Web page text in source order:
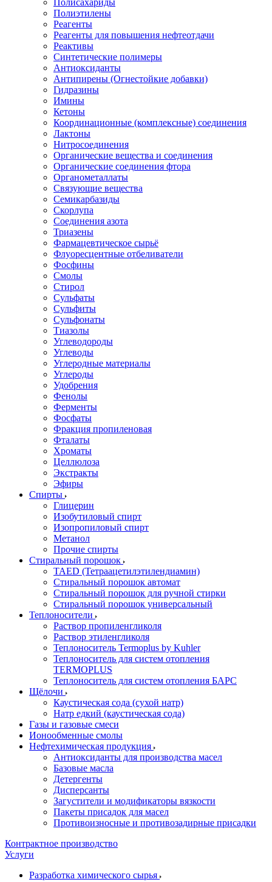
Полисахариды
Полиэтилены
Реагенты
Реагенты для повышения нефтеотдачи
Реактивы
Синтетические полимеры
Антиоксиданты
Антипирены (Огнестойкие добавки)
Гидразины
Имины
Кетоны
Координационные (комплексные) соединения
Лактоны
Нитросоединения
Органические вещества и соединения
Органические соединения фтора
Органометаллаты
Связующие вещества
Семикарбазиды
Скорлупа
Соединения азота
Триазены
Фармацевтическое сырьё
Флуоресцентные отбеливатели
Фосфины
Смолы
Стирол
Сульфаты
Сульфиты
Сульфонаты
Тиазолы
Углеводороды
Углеводы
Углеродные материалы
Углероды
Удобрения
Фенолы
Ферменты
Фосфаты
Фракция пропиленовая
Фталаты
Хроматы
Целлюлоза
Экстракты
Эфиры
Спирты
Глицерин
Изобутиловый спирт
Изопропиловый спирт
Метанол
Прочие спирты
Стиральный порошок
TAED (Тетраацетилэтилендиамин)
Стиральный порошок автомат
Стиральный порошок для ручной стирки
Стиральный порошок универсальный
Теплоносители
Раствор пропиленгликоля
Раствор этиленгликоля
Теплоноситель Termoplus by Kuhler
Теплоноситель для систем отопления
TERMOPLUS
Теплоноситель для систем отопления БАРС
Щёлочи
Каустическая сода (сухой натр)
Натр едкий (каустическая сода)
Газы и газовые смеси
Ионообменные смолы
Нефтехимическая продукция
Антиоксиданты для производства масел
Базовые масла
Детергенты
Дисперсанты
Загустители и модификаторы вязкости
Пакеты присадок для масел
Противоизносные и противозадирные присадки
Контрактное производство
Услуги
Разработка химического сырья